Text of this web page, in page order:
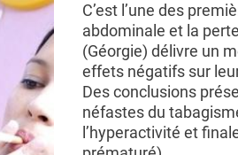
C’est l’une des
abdominale et la
(Géorgie) délivre un
effets négatifs sur
Des conclusions
néfastes du
l’hyperactivité et